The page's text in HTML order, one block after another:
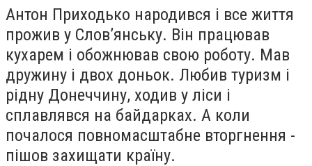
Антон Приходько народився і все життя
прожив у Слов’янську. Він працював
кухарем і обожнював свою роботу. Мав
дружину і двох доньок. Любив туризм і
рідну Донеччину, ходив у ліси і
сплавлявся на байдарках. А коли
почалося повномасштабне вторгнення -
пішов захищати країну.